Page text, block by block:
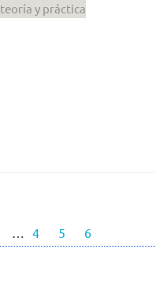
teoría y práctica
… 4 5 6